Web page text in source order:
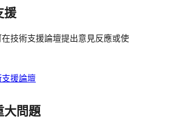
援
技術支援論壇提出意見反應或使
援論壇
大問題